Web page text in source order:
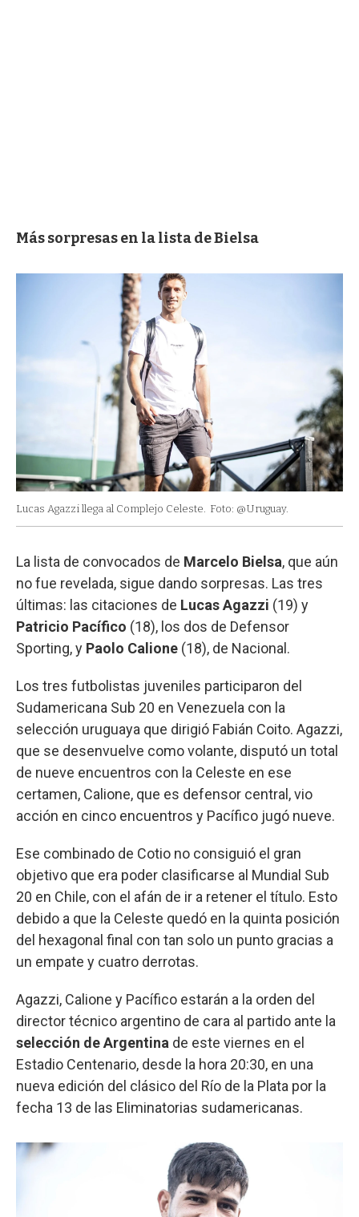
Más sorpresas en la lista de Bielsa
Lucas Agazzi llega al Complejo Celeste. Foto: @Uruguay.
La lista de convocados de Marcelo Bielsa, que aún
no fue revelada, sigue dando sorpresas. Las tres
últimas: las citaciones de Lucas Agazzi (19) y
Patricio Pacífico (18), los dos de Defensor
Sporting, y Paolo Calione (18), de Nacional.
Los tres futbolistas juveniles participaron del
Sudamericana Sub 20 en Venezuela con la
selección uruguaya que dirigió Fabián Coito. Agazzi,
que se desenvuelve como volante, disputó un total
de nueve encuentros con la Celeste en ese
certamen, Calione, que es defensor central, vio
acción en cinco encuentros y Pacífico jugó nueve.
Ese combinado de Cotio no consiguió el gran
objetivo que era poder clasificarse al Mundial Sub
20 en Chile, con el afán de ir a retener el título. Esto
debido a que la Celeste quedó en la quinta posición
del hexagonal final con tan solo un punto gracias a
un empate y cuatro derrotas.
Agazzi, Calione y Pacífico estarán a la orden del
director técnico argentino de cara al partido ante la
selección de Argentina de este viernes en el
Estadio Centenario, desde la hora 20:30, en una
nueva edición del clásico del Río de la Plata por la
fecha 13 de las Eliminatorias sudamericanas.